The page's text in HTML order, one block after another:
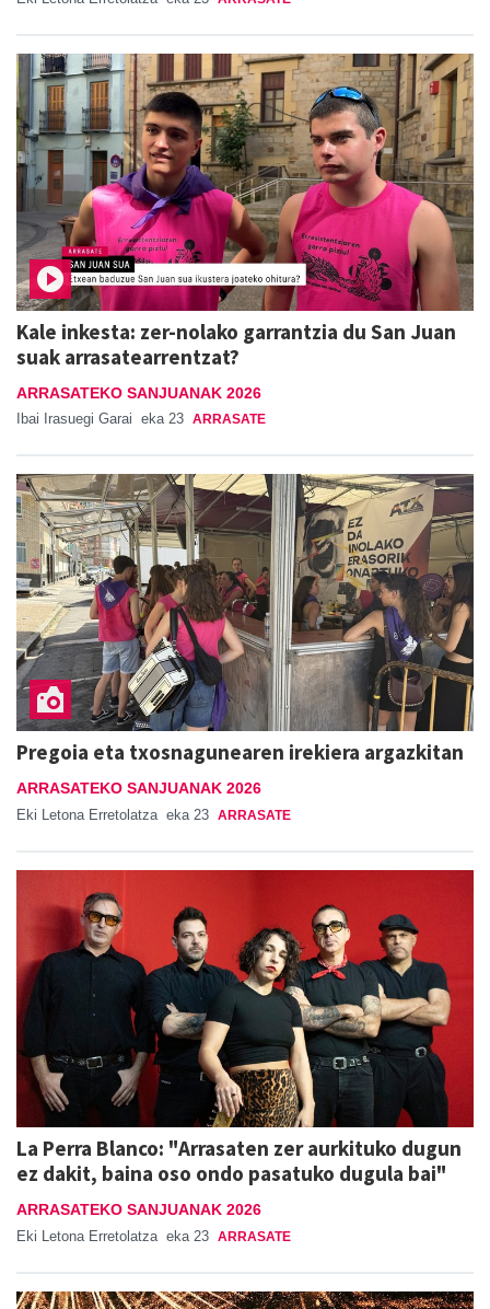
Kale inkesta: zer-nolako garrantzia du San Juan
suak arrasatearrentzat?
ARRASATEKO SANJUANAK 2026
Ibai Irasuegi Garai eka 23 ARRASATE
Pregoia eta txosnagunearen irekiera argazkitan
ARRASATEKO SANJUANAK 2026
Eki Letona Erretolatza eka 23 ARRASATE
La Perra Blanco: "Arrasaten zer aurkituko dugun
ez dakit, baina oso ondo pasatuko dugula bai"
ARRASATEKO SANJUANAK 2026
Eki Letona Erretolatza eka 23 ARRASATE